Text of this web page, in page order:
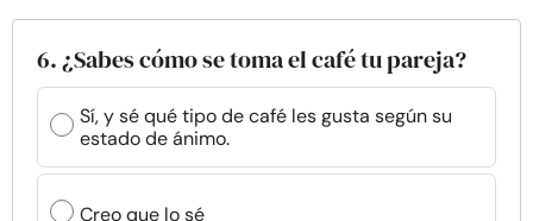
6. ¿Sabes cómo se toma el café tu pareja?
Sí, y sé qué tipo de café les gusta según su
estado de ánimo.
Creo que lo sé